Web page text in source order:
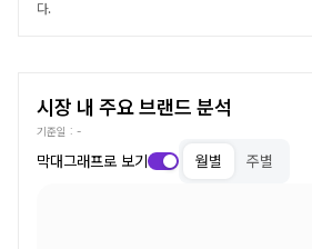
다.
시장 내 주요 브랜드 분석
기준일 : -
막대그래프로 보기 월별 주별